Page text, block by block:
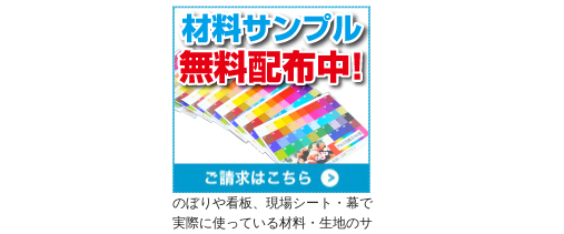
のぼりや看板、現場シート・幕で
実際に使っている材料・生地のサ